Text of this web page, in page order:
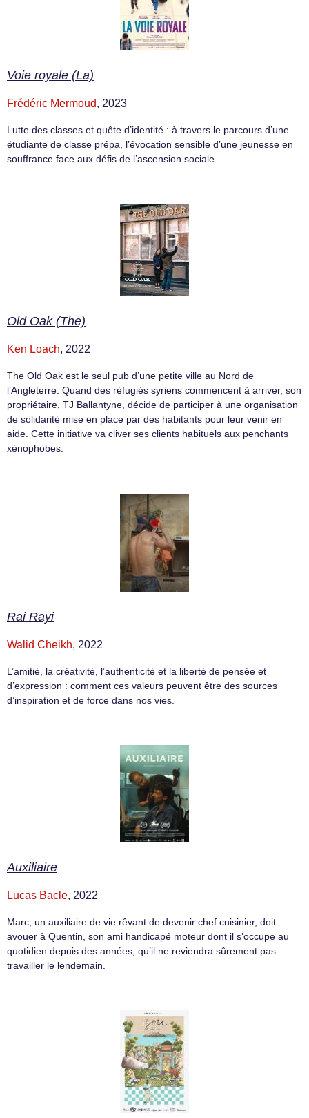
Voie royale (La)
Frédéric Mermoud, 2023
Lutte des classes et quête d’identité : à travers le parcours d’une
étudiante de classe prépa, l’évocation sensible d’une jeunesse en
souffrance face aux défis de l’ascension sociale.
Old Oak (The)
Ken Loach, 2022
The Old Oak est le seul pub d’une petite ville au Nord de
l’Angleterre. Quand des réfugiés syriens commencent à arriver, son
propriétaire, TJ Ballantyne, décide de participer à une organisation
de solidarité mise en place par des habitants pour leur venir en
aide. Cette initiative va cliver ses clients habituels aux penchants
xénophobes.
Rai Rayi
Walid Cheikh, 2022
L’amitié, la créativité, l’authenticité et la liberté de pensée et
d’expression : comment ces valeurs peuvent être des sources
d’inspiration et de force dans nos vies.
Auxiliaire
Lucas Bacle, 2022
Marc, un auxiliaire de vie rêvant de devenir chef cuisinier, doit
avouer à Quentin, son ami handicapé moteur dont il s’occupe au
quotidien depuis des années, qu’il ne reviendra sûrement pas
travailler le lendemain.